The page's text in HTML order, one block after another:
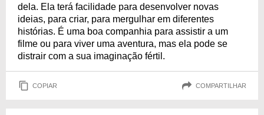
dela. Ela terá facilidade para desenvolver novas
ideias, para criar, para mergulhar em diferentes
histórias. É uma boa companhia para assistir a um
filme ou para viver uma aventura, mas ela pode se
distrair com a sua imaginação fértil.
COPIAR COMPARTILHAR